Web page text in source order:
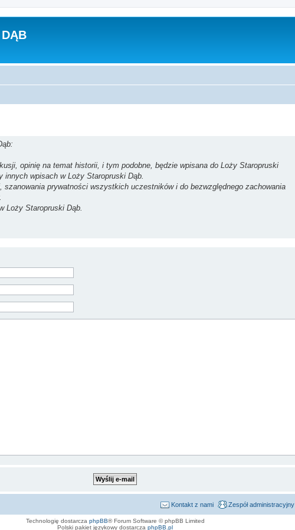
opinię na temat historii, i tym podobne, będzie wpisana do Loży Staropruski
innych wpisach w Loży Staropruski Dąb.
prywatności wszystkich uczestników i do bezwzględnego zachowania
Loży Staropruski Dąb.
Zespół administracyjny
Kontakt z nami
Technologię dostarcza phpBB® Forum Software © phpBB Limited
Polski pakiet językowy dostarcza phpBB.pl